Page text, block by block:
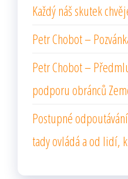
Každý náš skutek
Petr Chobot –
Petr Chobot –
podporu obránců
Postupné
tady ovládá a od lidí,